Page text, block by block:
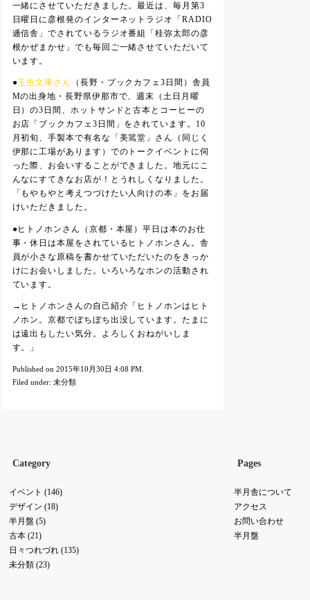
一緒にさせていただきました。最近は、毎月第3
日曜日に彦根発のインターネットラジオ「RADIO
逓信舎」でされているラジオ番組「桂弥太郎の彦
根かぜまかせ」でも毎回ご一緒させていただいて
います。
●玉虫文庫さん
（長野・ブックカフェ3日間）舎員
Mの出身地・長野県伊那市で、週末（土日月曜
日）の3日間、ホットサンドと古本とコーヒーの
お店「ブックカフェ3日間」をされています。10
月初旬、手製本で有名な「美篶堂」さん（同じく
伊那に工場があります）でのトークイベントに伺
った際、お会いすることができました。地元にこ
んなにすてきなお店が！とうれしくなりました。
「もやもやと考えつづけたい人向けの本」をお届
けいただきました。
●ヒトノホンさん（ 京都・本屋）平日は本のお仕
事・休日は本屋をされているヒトノホンさん。舎
員が小さな原稿を書かせていただいたのをきっか
けにお会いしました。いろいろなホンの活動され
ています。
→ヒトノホンさんの自己紹介「ヒトノホンはヒト
ノホン。京都でぼちぼち出没しています。たまに
は遠出もしたい気分。よろしくおねがいしま
す。」
Published on 2015年10月30日 4:08 PM.
Filed under: 未分類
Category
イベント (146)
デザイン (18)
半月盤(5)
古本(21)
日々つれづれ(135)
未分類(23)
Pages
半月舎について
アクセス
お問い合わせ
半月盤